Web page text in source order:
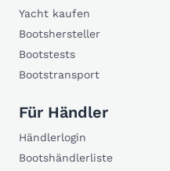
Yacht kaufen
Bootshersteller
Bootstests
Bootstransport
Für Händler
Händlerlogin
Bootshändlerliste